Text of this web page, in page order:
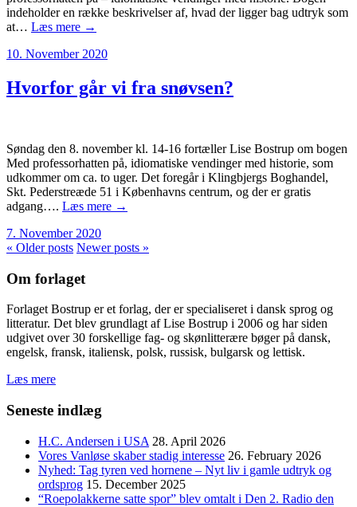
indeholder en række beskrivelser af, hvad der ligger bag udtryk som
at… Læs mere →
10. November 2020
Hvorfor går vi fra snøvsen?
Søndag den 8. november kl. 14-16 fortæller Lise Bostrup om bogen
Med professorhatten på, idiomatiske vendinger med historie, som
udkommer om ca. to uger. Det foregår i Klingbjergs Boghandel,
Skt. Pederstreæde 51 i Københavns centrum, og der er gratis
adgang…. Læs mere →
7. November 2020
« Older posts Newer posts »
Om forlaget
Forlaget Bostrup er et forlag, der er specialiseret i dansk sprog og
litteratur. Det blev grundlagt af Lise Bostrup i 2006 og har siden
udgivet over 30 forskellige fag- og skønlitterære bøger på dansk,
engelsk, fransk, italiensk, polsk, russisk, bulgarsk og lettisk.
Læs mere
Seneste indlæg
H.C. Andersen i USA 28. April 2026
Vores Vanløse skaber stadig interesse 26. February 2026
Nyhed: Tag tyren ved hornene – Nyt liv i gamle udtryk og
ordsprog 15. December 2025
“Roepolakkerne satte spor” blev omtalt i Den 2. Radio den